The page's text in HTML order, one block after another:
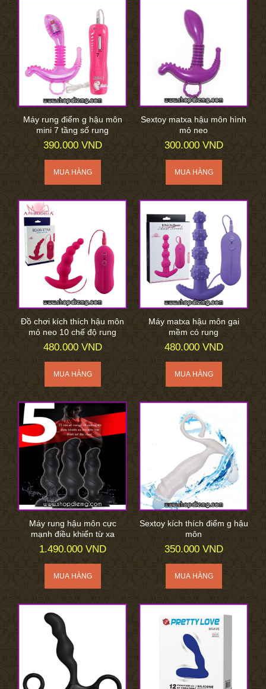
Máy rung điểm g hậu môn
mini 7 tầng số rung
390.000 VND
Sextoy matxa hậu môn hình
mỏ neo
300.000 VND
Đồ chơi kích thích hậu môn
mỏ neo 10 chế độ rung
480.000 VND
Máy matxa hậu môn gai
mềm có rung
480.000 VND
Máy rung hậu môn cực
mạnh điều khiển từ xa
1.490.000 VND
Sextoy kích thích điểm g hậu
môn
350.000 VND